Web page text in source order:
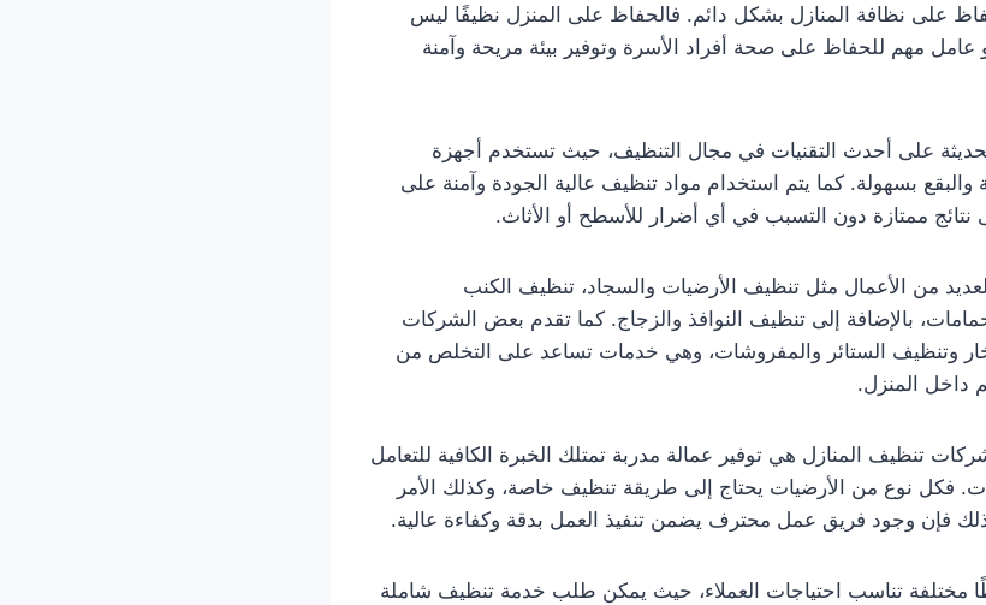
على نظافة المنازل بشكل دائم. فالحفاظ على المنزل نظيفًا ليس
مهم للحفاظ على صحة أفراد الأسرة وتوفير بيئة مريحة وآمنة
على أحدث التقنيات في مجال التنظيف، حيث تستخدم أجهزة
والبقع بسهولة. كما يتم استخدام مواد تنظيف عالية الجودة وآمنة على
ممتازة دون التسبب في أي أضرار للأسطح أو الأثاث.
من الأعمال مثل تنظيف الأرضيات والسجاد، تنظيف الكنب
بالإضافة إلى تنظيف النوافذ والزجاج. كما تقدم بعض الشركات
وتنظيف الستائر والمفروشات، وهي خدمات تساعد على التخلص من
داخل المنزل.
تنظيف المنازل هي توفير عمالة مدربة تمتلك الخبرة الكافية للتعامل
فكل نوع من الأرضيات يحتاج إلى طريقة تنظيف خاصة، وكذلك الأمر
فإن وجود فريق عمل محترف يضمن تنفيذ العمل بدقة وكفاءة عالية.
مختلفة تناسب احتياجات العملاء، حيث يمكن طلب خدمة تنظيف شاملة